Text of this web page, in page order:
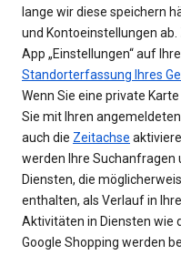
lange wir diese speichern
und Kontoeinstellungen
App „Einstellungen“ auf
Standorterfassung Ihres
Wenn Sie eine private
Sie mit Ihren
auch die Zeitachse
werden Ihre Suchanfragen
Diensten, die
enthalten, als Verlauf in
Aktivitäten in Diensten wie
Google Shopping werden